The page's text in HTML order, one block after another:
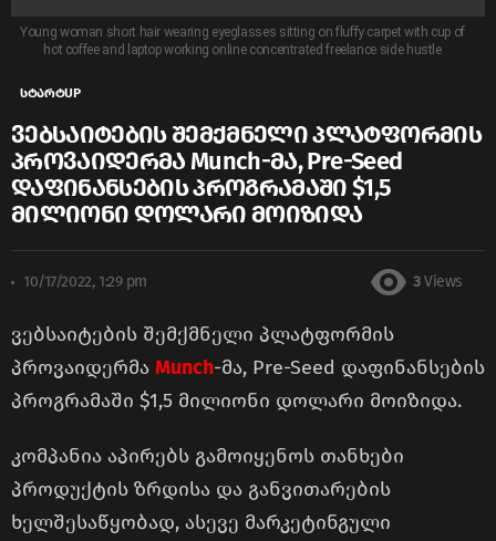
Young woman short hair wearing eyeglasses sitting on fluffy carpet with cup of
hot coffee and laptop working online concentrated freelance side hustle
სტარტUP
ვებსაიტების შემქმნელი პლატფორმის
პროვაიდერმაMunch-მა, Pre-Seed
დაფინანსების პროგრამაში $1,5
მილიონი დოლარი მოიზიდა
10/17/2022, 1:29 pm 3 Views
ვებსაიტების შემქმნელი პლატფორმის
პროვაიდერმა Munch-მა, Pre-Seed დაფინანსების
პროგრამაში $1,5 მილიონი დოლარი მოიზიდა.
კომპანია აპირებს გამოიყენოს თანხები
პროდუქტის ზრდისა და განვითარების
ხელშესაწყობად, ასევე მარკეტინგული